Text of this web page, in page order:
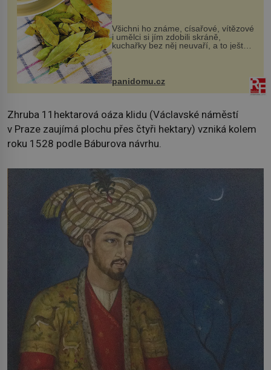
Všichni ho známe, císařové, vítězové
i umělci si jím zdobili skráně,
kuchařky bez něj neuvaří, a to ještě
nevíte, že bobkový list může výrazně
zmírnit některé naše neduhy.
Obsahuje v malém množství ně...
panidomu.cz
Zhruba 11hektarová oáza klidu (Václavské náměstí
v Praze zaujímá plochu přes čtyři hektary) vzniká kolem
roku 1528 podle Báburova návrhu.